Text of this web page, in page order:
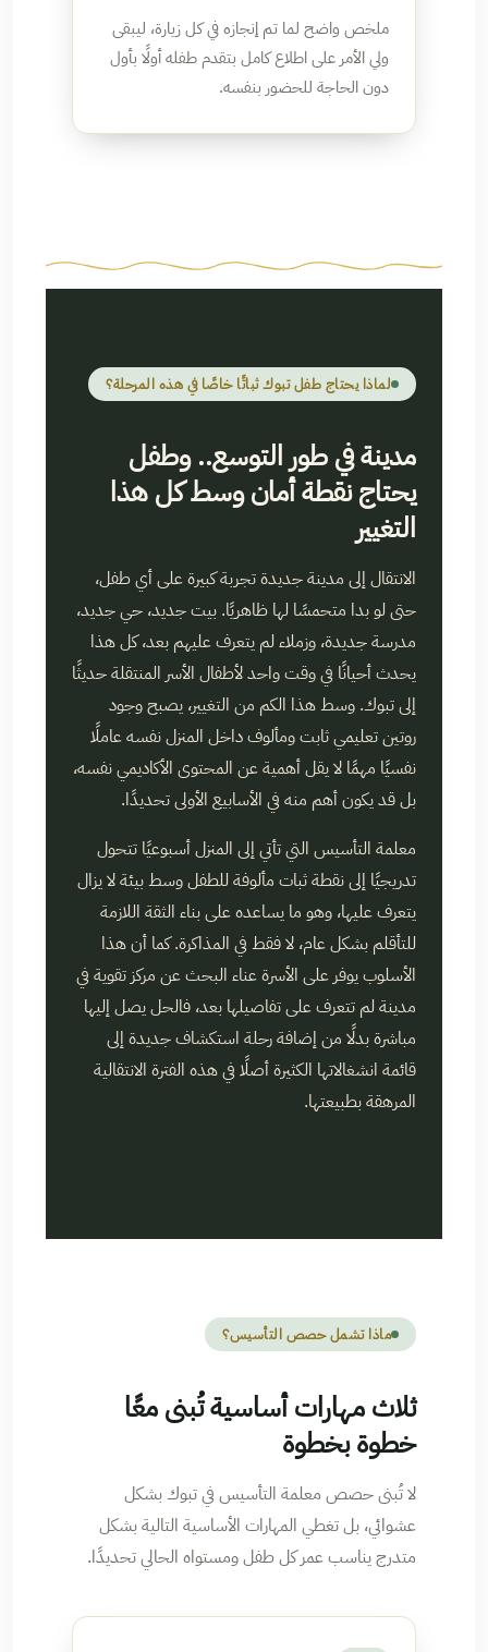
ملخص واضح لما تم إنجازه في كل زيارة، ليبقى
ولي الأمر على اطلاع كامل بتقدم طفله أولًا بأول
دون الحاجة للحضور بنفسه.
لماذا يحتاج طفل تبوك ثباتًا خاصًا في هذه المرحلة؟
مدينة في طور التوسع.. وطفل
يحتاج نقطة أمان وسط كل هذا
التغيير
الانتقال إلى مدينة جديدة تجربة كبيرة على أي طفل،
حتى لو بدا متحمسًا لها ظاهريًا. بيت جديد، حي جديد،
مدرسة جديدة، وزملاء لم يتعرف عليهم بعد، كل هذا
يحدث أحيانًا في وقت واحد لأطفال الأسر المنتقلة حديثًا
إلى تبوك. وسط هذا الكم من التغيير، يصبح وجود
روتين تعليمي ثابت ومألوف داخل المنزل نفسه عاملًا
نفسيًا مهمًا لا يقل أهمية عن المحتوى الأكاديمي نفسه،
بل قد يكون أهم منه في الأسابيع الأولى تحديدًا.
معلمة التأسيس التي تأتي إلى المنزل أسبوعيًا تتحول
تدريجيًا إلى نقطة ثبات مألوفة للطفل وسط بيئة لا يزال
يتعرف عليها، وهو ما يساعده على بناء الثقة اللازمة
للتأقلم بشكل عام، لا فقط في المذاكرة. كما أن هذا
الأسلوب يوفر على الأسرة عناء البحث عن مركز تقوية في
مدينة لم تتعرف على تفاصيلها بعد، فالحل يصل إليها
مباشرة بدلًا من إضافة رحلة استكشاف جديدة إلى
قائمة انشغالاتها الكثيرة أصلًا في هذه الفترة الانتقالية
المرهقة بطبيعتها.
ماذا تشمل حصص التأسيس؟
ثلاث مهارات أساسية تُبنى معًا
خطوة بخطوة
لا تُبنى حصص معلمة التأسيس في تبوك بشكل
عشوائي، بل تغطي المهارات الأساسية التالية بشكل
متدرج يناسب عمر كل طفل ومستواه الحالي تحديدًا.